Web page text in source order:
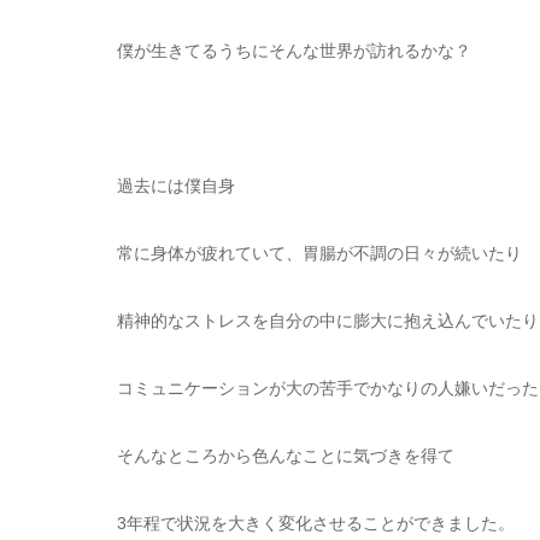
僕が生きてるうちにそんな世界が訪れるかな？
過去には僕自身
常に身体が疲れていて、胃腸が不調の日々が続いたり
精神的なストレスを自分の中に膨大に抱え込んでいたり
コミュニケーションが大の苦手でかなりの人嫌いだっ
そんなところから色んなことに気づきを得て
3年程で状況を大きく変化させることができました。